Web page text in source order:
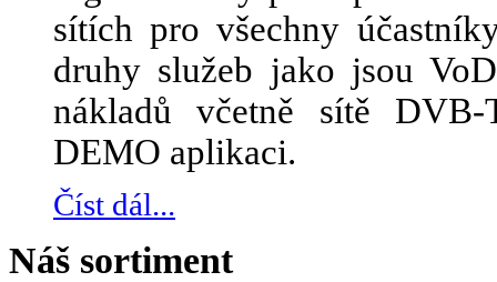
sítích pro všechny
druhy služeb jako jsou
nákladů včetně sítě
DEMO aplikaci.
Číst dál...
Náš sortiment